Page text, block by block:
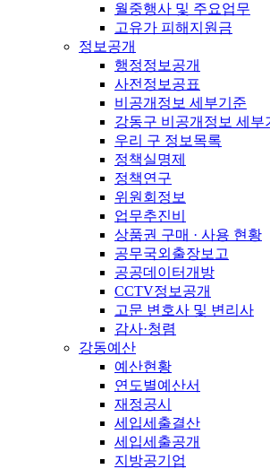
월중행사 및 주요업무
고유가 피해지원금
정보공개
행정정보공개
사전정보공표
비공개정보 세부기준
강동구 비공개정보 세부
우리 구 정보목록
정책실명제
정책연구
위원회정보
업무추진비
상품권 구매 · 사용 현황
공무국외출장보고
공공데이터개방
CCTV정보공개
고문 변호사 및 변리사
감사·청렴
강동예산
예산현황
연도별예산서
재정공시
세입세출결산
세입세출공개
지방공기업